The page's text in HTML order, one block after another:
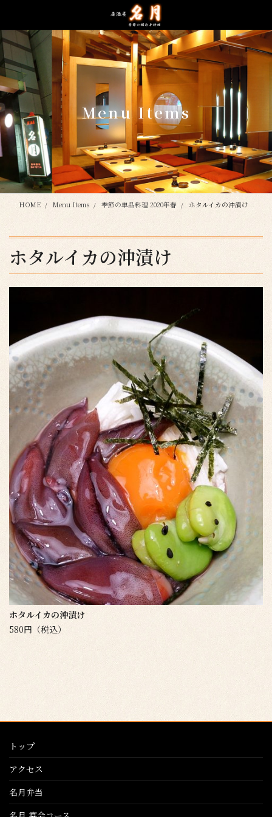
テ
ン
ツ
に
移
動
ゲ
ー
シ
ョ
ン
に
移
動
Menu Items
HOME Menu Items 季節の単品料理 2020年春 ホタルイカの沖漬け
ホタルイカの沖漬け
ホタルイカの沖漬け
580円（税込）
トップ
アクセス
名月弁当